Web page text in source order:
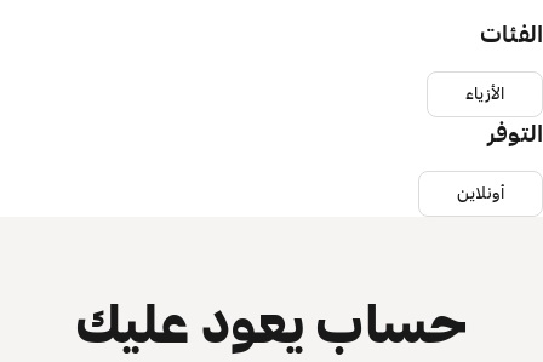
الفئات
الأزياء
التوفر
أونلاين
حساب يعود عليك